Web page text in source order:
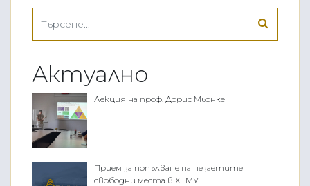
Актуално
Лекция на проф. Дорис Мьонке
Прием за попълване на незаетите
свободни места в ХТМУ